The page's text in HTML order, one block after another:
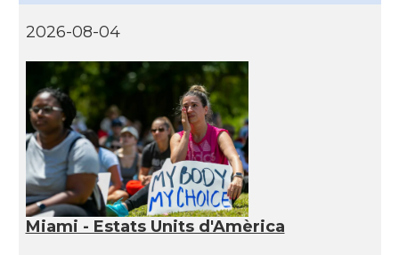
2026-08-04
Miami - Estats Units d'Amèrica